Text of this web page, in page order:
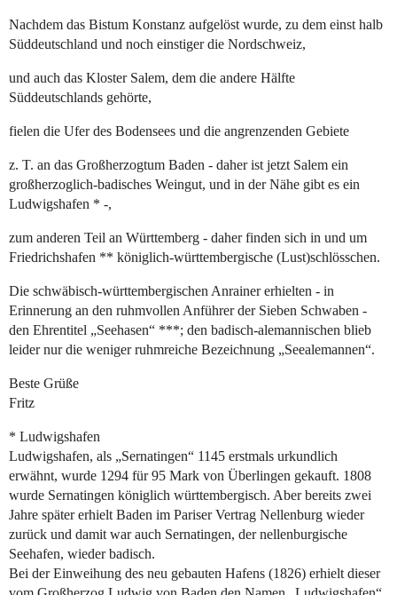
Nachdem das Bistum Konstanz aufgelöst wurde, zu dem einst halb
Süddeutschland und noch einstiger die Nordschweiz,
und auch das Kloster Salem, dem die andere Hälfte
Süddeutschlands gehörte,
fielen die Ufer des Bodensees und die angrenzenden Gebiete
z. T. an das Großherzogtum Baden - daher ist jetzt Salem ein
großherzoglich-badisches Weingut, und in der Nähe gibt es ein
Ludwigshafen * -,
zum anderen Teil an Württemberg - daher finden sich in und um
Friedrichshafen ** königlich-württembergische (Lust)schlösschen.
Die schwäbisch-württembergischen Anrainer erhielten - in
Erinnerung an den ruhmvollen Anführer der Sieben Schwaben -
den Ehrentitel „Seehasen“ ***; den badisch-alemannischen blieb
leider nur die weniger ruhmreiche Bezeichnung „Seealemannen“.
Beste Grüße
Fritz
* Ludwigshafen
Ludwigshafen, als „Sernatingen“ 1145 erstmals urkundlich
erwähnt, wurde 1294 für 95 Mark von Überlingen gekauft. 1808
wurde Sernatingen königlich württembergisch. Aber bereits zwei
Jahre später erhielt Baden im Pariser Vertrag Nellenburg wieder
zurück und damit war auch Sernatingen, der nellenburgische
Seehafen, wieder badisch.
Bei der Einweihung des neu gebauten Hafens (1826) erhielt dieser